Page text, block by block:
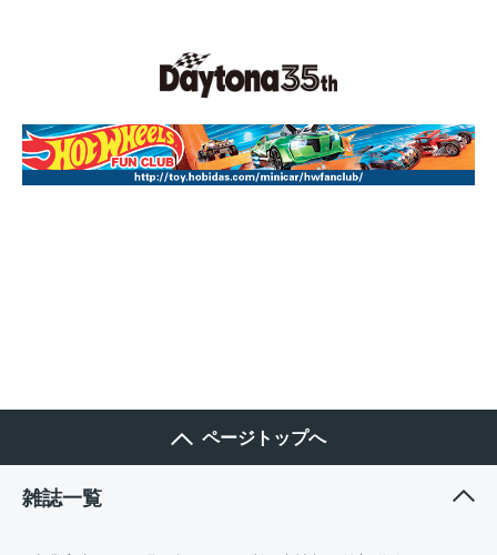
ページトップへ
雑誌一覧